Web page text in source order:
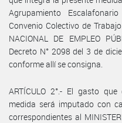
Agrupamiento
Convenio Colectivo de
NACIONAL DE EMPLEO
Decreto N° 2098 del 3 de
conforme allí se consigna.
ARTÍCULO 2°.- El gasto
medida será imputado con
correspondientes al